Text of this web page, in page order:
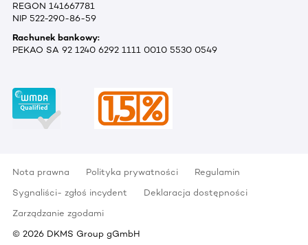
REGON 141667781
NIP 522-290-86-59
Rachunek bankowy:
PEKAO SA 92 1240 6292 1111 0010 5530 0549
Nota prawna Polityka prywatności
Regulamin
Sygnaliści- zgłoś incydent
Deklaracja dostępności
Zarządzanie zgodami
© 2026 DKMS Group gGmbH